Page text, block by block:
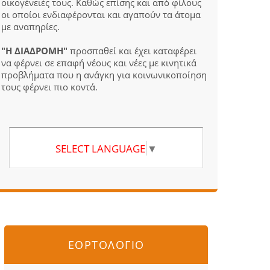
οικογένειές τους. Καθώς επίσης και από φίλους
οι οποίοι ενδιαφέρονται και αγαπούν τα άτομα
με αναπηρίες.
"Η ΔΙΑΔΡΟΜΗ" προσπαθεί και έχει καταφέρει
να φέρνει σε επαφή νέους και νέες με κινητικά
προβλήματα που η ανάγκη για κοινωνικοποίηση
τους φέρνει πιο κοντά.
SELECT LANGUAGE ▼
ΕΟΡΤΟΛΟΓΙΟ